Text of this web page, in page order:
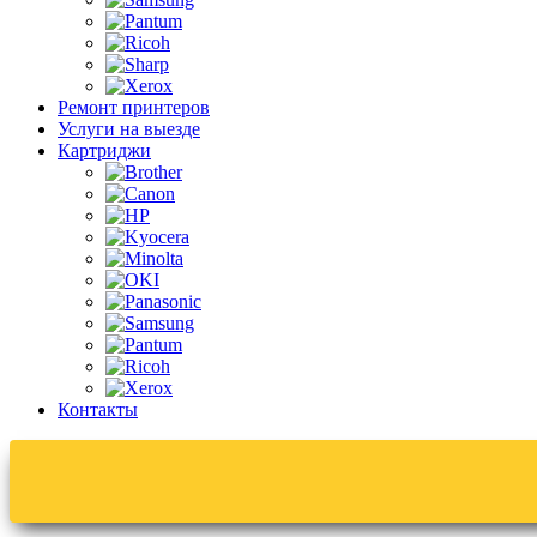
Ремонт принтеров
Услуги на выезде
Картриджи
Контакты